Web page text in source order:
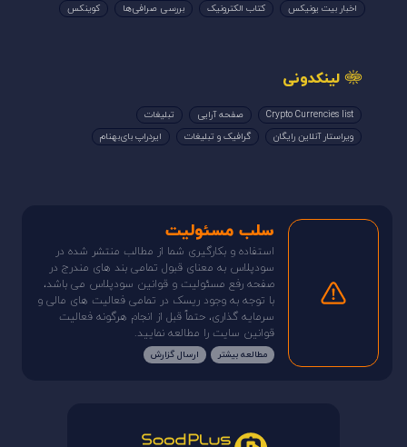
اخبار بیت یونیکس
کتاب الکترونیک بررسی صرافی‌ها کوینکس
لینکدونی
Crypto Currencies list صفحه آرایی
تبلیغات
ویراستار آنلاین رایگان
گرافیک و تبلیغات ایردراپ بای‌بهنام
سلب مسئولیت
استفاده و بکارگیری شما از مطالب منتشر شده در
سودپلاس به معنای قبول تمامی بند های مندرج در
صفحه رفع مسئولیت و قوانین سودپلاس می باشد،
با توجه به وجود ریسک در تمامی فعالیت های مالی و
سرمایه گذاری، حتماً قبل از انجام هرگونه فعالیت
قوانین سایت را مطالعه نمایید.
مطالعه بیشتر ارسال گزارش